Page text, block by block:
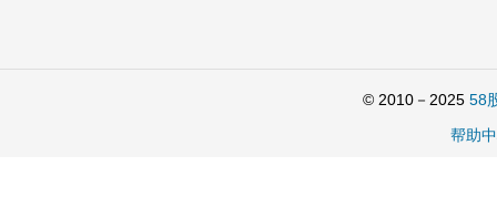
© 2010－2025 58
帮助